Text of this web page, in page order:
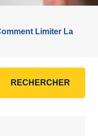
Limiter La
RECHERCHER